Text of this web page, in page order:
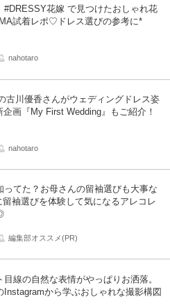
#DRESSY花嫁 で見つけたおしゃれ花
試着レポ♡ドレス選びの参考に*
nahotaro
古川優香さんがウェディングドレス姿
画『My First Wedding』もご紹介！
nahotaro
ってた？お母さんの留袖選びも大事な
袖選びを体験して気になるアレコレ
編集部オススメ(PR)
目線の自然な表情がやっぱりお洒落。
Instagramから学ぶおしゃれな撮影構図